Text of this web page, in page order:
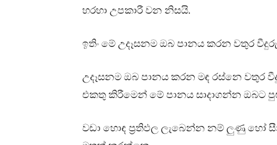
හරහා උපකාරී වන නිසයි.
ඉතිං මේ උදෑසනම ඔබ පානය කරන වතුර
උදෑසනම ඔබ පානය කරන මඳ රස්නෙ වතුර
එකතු කිරීමෙන් මේ පානය සාදාගන්න ඔබට
වඩා හොඳ ප්‍රතිඵල ලැබෙන්න නම් ලුණු හෝ